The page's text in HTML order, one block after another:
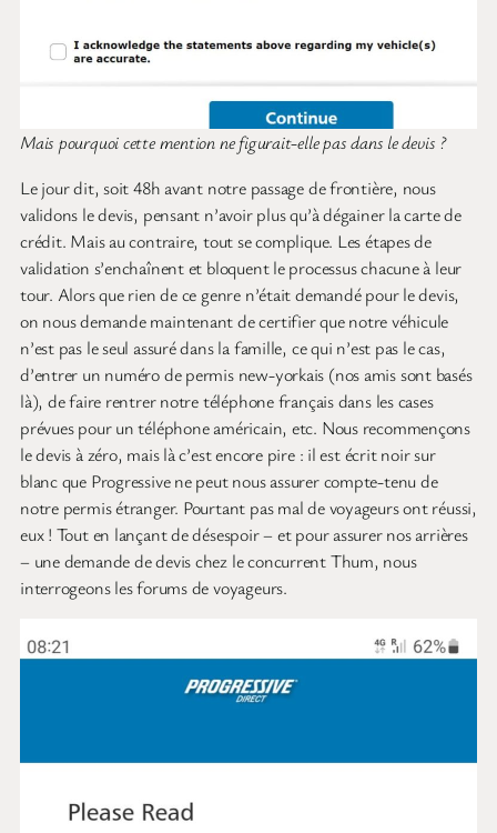
Mais pourquoi cette mention ne figurait-elle pas dans le devis ?
Le jour dit, soit 48h avant notre passage de frontière, nous
validons le devis, pensant n’avoir plus qu’à dégainer la carte de
crédit. Mais au contraire, tout se complique. Les étapes de
validation s’enchaînent et bloquent le processus chacune à leur
tour. Alors que rien de ce genre n’était demandé pour le devis,
on nous demande maintenant de certifier que notre véhicule
n’est pas le seul assuré dans la famille, ce qui n’est pas le cas,
d’entrer un numéro de permis new-yorkais (nos amis sont basés
là), de faire rentrer notre téléphone français dans les cases
prévues pour un téléphone américain, etc. Nous recommençons
le devis à zéro, mais là c’est encore pire : il est écrit noir sur
blanc que Progressive ne peut nous assurer compte-tenu de
notre permis étranger. Pourtant pas mal de voyageurs ont réussi,
eux ! Tout en lançant de désespoir – et pour assurer nos arrières
– une demande de devis chez le concurrent Thum, nous
interrogeons les forums de voyageurs.